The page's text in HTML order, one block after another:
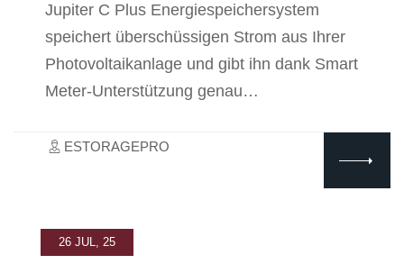
Jupiter C Plus Energiespeichersystem
speichert überschüssigen Strom aus Ihrer
Photovoltaikanlage und gibt ihn dank Smart
Meter-Unterstützung genau…
ESTORAGEPRO
26 JUL, 25